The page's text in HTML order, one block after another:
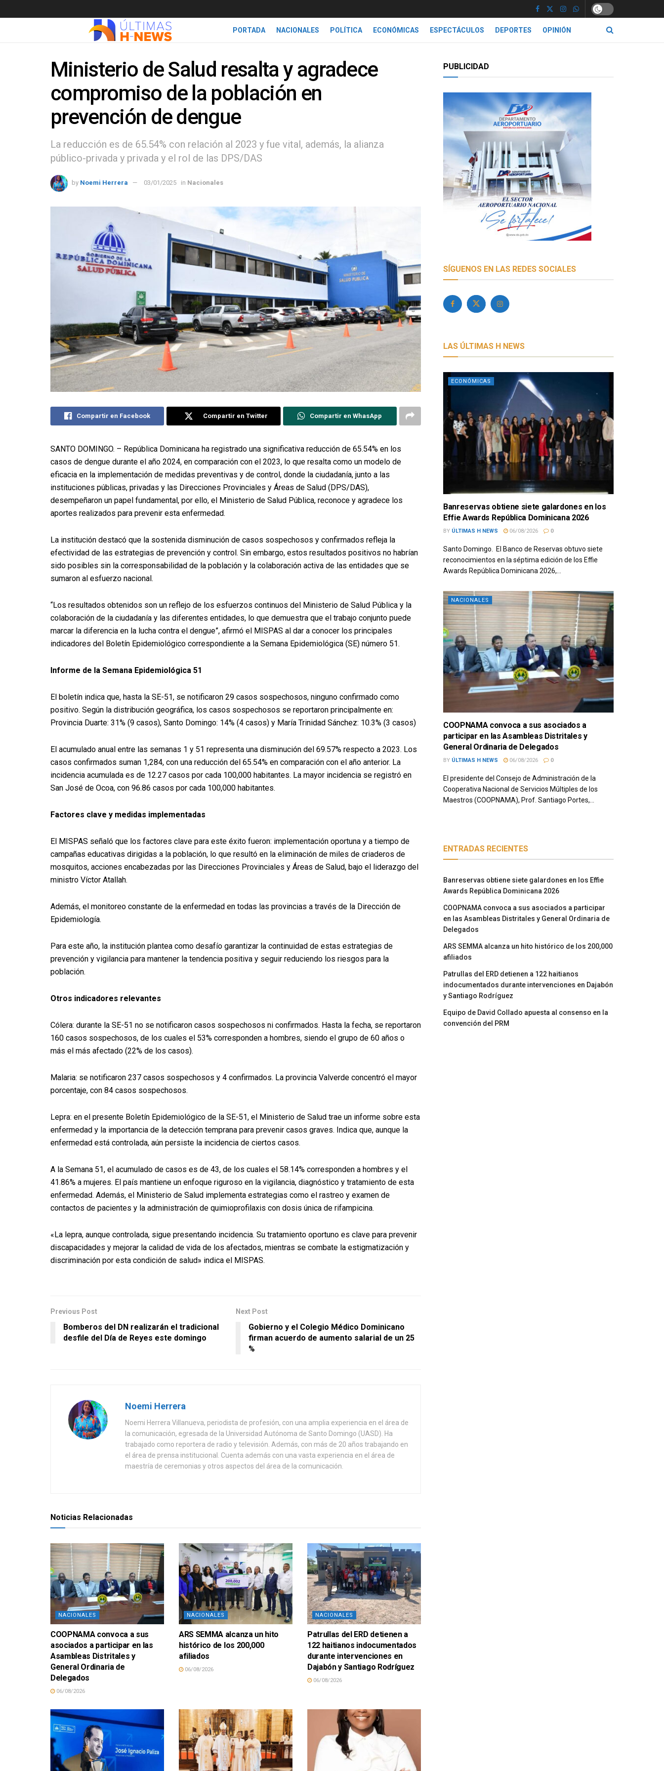
PORTADA NACIONALES POLÍTICA ECONÓMICAS ESPECTÁCULOS DEPORTES OPINIÓN
Ministerio de Salud resalta y agradece
compromiso de la población en
prevención de dengue
La reducción es de 65.54% con relación al 2023 y fue vital, además, la alianza
público-privada y privada y el rol de las DPS/DAS
by Noemi Herrera 03/01/2025 in Nacionales
Compartir en Facebook Compartir en Twitter Compartir en WhasApp
SANTO DOMINGO. – República Dominicana ha registrado una significativa reducción de 65.54% en los
casos de dengue durante el año 2024, en comparación con el 2023, lo que resalta como un modelo de
eficacia en la implementación de medidas preventivas y de control, donde la ciudadanía, junto a las
instituciones públicas, privadas y las Direcciones Provinciales y Áreas de Salud (DPS/DAS),
desempeñaron un papel fundamental, por ello, el Ministerio de Salud Pública, reconoce y agradece los
aportes realizados para prevenir esta enfermedad.
La institución destacó que la sostenida disminución de casos sospechosos y confirmados refleja la
efectividad de las estrategias de prevención y control. Sin embargo, estos resultados positivos no habrían
sido posibles sin la corresponsabilidad de la población y la colaboración activa de las entidades que se
sumaron al esfuerzo nacional.
“Los resultados obtenidos son un reflejo de los esfuerzos continuos del Ministerio de Salud Pública y la
colaboración de la ciudadanía y las diferentes entidades, lo que demuestra que el trabajo conjunto puede
marcar la diferencia en la lucha contra el dengue”, afirmó el MISPAS al dar a conocer los principales
indicadores del Boletín Epidemiológico correspondiente a la Semana Epidemiológica (SE) número 51.
Informe de la Semana Epidemiológica 51
El boletín indica que, hasta la SE-51, se notificaron 29 casos sospechosos, ninguno confirmado como
positivo. Según la distribución geográfica, los casos sospechosos se reportaron principalmente en:
Provincia Duarte: 31% (9 casos), Santo Domingo: 14% (4 casos) y María Trinidad Sánchez: 10.3% (3 casos)
El acumulado anual entre las semanas 1 y 51 representa una disminución del 69.57% respecto a 2023. Los
casos confirmados suman 1,284, con una reducción del 65.54% en comparación con el año anterior. La
incidencia acumulada es de 12.27 casos por cada 100,000 habitantes. La mayor incidencia se registró en
San José de Ocoa, con 96.86 casos por cada 100,000 habitantes.
Factores clave y medidas implementadas
El MISPAS señaló que los factores clave para este éxito fueron: implementación oportuna y a tiempo de
campañas educativas dirigidas a la población, lo que resultó en la eliminación de miles de criaderos de
mosquitos, acciones encabezadas por las Direcciones Provinciales y Áreas de Salud, bajo el liderazgo del
ministro Víctor Atallah.
Además, el monitoreo constante de la enfermedad en todas las provincias a través de la Dirección de
Epidemiología.
Para este año, la institución plantea como desafío garantizar la continuidad de estas estrategias de
prevención y vigilancia para mantener la tendencia positiva y seguir reduciendo los riesgos para la
población.
Otros indicadores relevantes
Cólera: durante la SE-51 no se notificaron casos sospechosos ni confirmados. Hasta la fecha, se reportaron
160 casos sospechosos, de los cuales el 53% corresponden a hombres, siendo el grupo de 60 años o
más el más afectado (22% de los casos).
Malaria: se notificaron 237 casos sospechosos y 4 confirmados. La provincia Valverde concentró el mayor
porcentaje, con 84 casos sospechosos.
Lepra: en el presente Boletín Epidemiológico de la SE-51, el Ministerio de Salud trae un informe sobre esta
enfermedad y la importancia de la detección temprana para prevenir casos graves. Indica que, aunque la
enfermedad está controlada, aún persiste la incidencia de ciertos casos.
A la Semana 51, el acumulado de casos es de 43, de los cuales el 58.14% corresponden a hombres y el
41.86% a mujeres. El país mantiene un enfoque riguroso en la vigilancia, diagnóstico y tratamiento de esta
enfermedad. Además, el Ministerio de Salud implementa estrategias como el rastreo y examen de
contactos de pacientes y la administración de quimioprofilaxis con dosis única de rifampicina.
«La lepra, aunque controlada, sigue presentando incidencia. Su tratamiento oportuno es clave para prevenir
discapacidades y mejorar la calidad de vida de los afectados, mientras se combate la estigmatización y
discriminación por esta condición de salud» indica el MISPAS.
Previous Post
Bomberos del DN realizarán el tradicional
desfile del Día de Reyes este domingo
Next Post
Gobierno y el Colegio Médico Dominicano
firman acuerdo de aumento salarial de un 25
%
Noemi Herrera
Noemi Herrera Villanueva, periodista de profesión, con una amplia experiencia en el área de
la comunicación, egresada de la Universidad Autónoma de Santo Domingo (UASD). Ha
trabajado como reportera de radio y televisión. Además, con más de 20 años trabajando en
el área de prensa institucional. Cuenta además con una vasta experiencia en el área de
maestría de ceremonias y otros aspectos del área de la comunicación.
Noticias Relacionadas
NACIONALES
COOPNAMA convoca a sus
asociados a participar en las
Asambleas Distritales y
General Ordinaria de
Delegados
06/08/2026
NACIONALES
ARS SEMMA alcanza un hito
histórico de los 200,000
afiliados
06/08/2026
NACIONALES
Patrullas del ERD detienen a
122 haitianos indocumentados
durante intervenciones en
Dajabón y Santiago Rodríguez
06/08/2026
PUBLICIDAD
SÍGUENOS EN LAS REDES SOCIALES
LAS ÚLTIMAS H NEWS
ECONÓMICAS
Banreservas obtiene siete galardones en los
Effie Awards República Dominicana 2026
BY ÚLTIMAS H NEWS 06/08/2026 0
Santo Domingo. El Banco de Reservas obtuvo siete
reconocimientos en la séptima edición de los Effie
Awards República Dominicana 2026,...
NACIONALES
COOPNAMA convoca a sus asociados a
participar en las Asambleas Distritales y
General Ordinaria de Delegados
BY ÚLTIMAS H NEWS 06/08/2026 0
El presidente del Consejo de Administración de la
Cooperativa Nacional de Servicios Múltiples de los
Maestros (COOPNAMA), Prof. Santiago Portes,...
ENTRADAS RECIENTES
Banreservas obtiene siete galardones en los Effie
Awards República Dominicana 2026
COOPNAMA convoca a sus asociados a participar
en las Asambleas Distritales y General Ordinaria de
Delegados
ARS SEMMA alcanza un hito histórico de los 200,000
afiliados
Patrullas del ERD detienen a 122 haitianos
indocumentados durante intervenciones en Dajabón
y Santiago Rodríguez
Equipo de David Collado apuesta al consenso en la
convención del PRM